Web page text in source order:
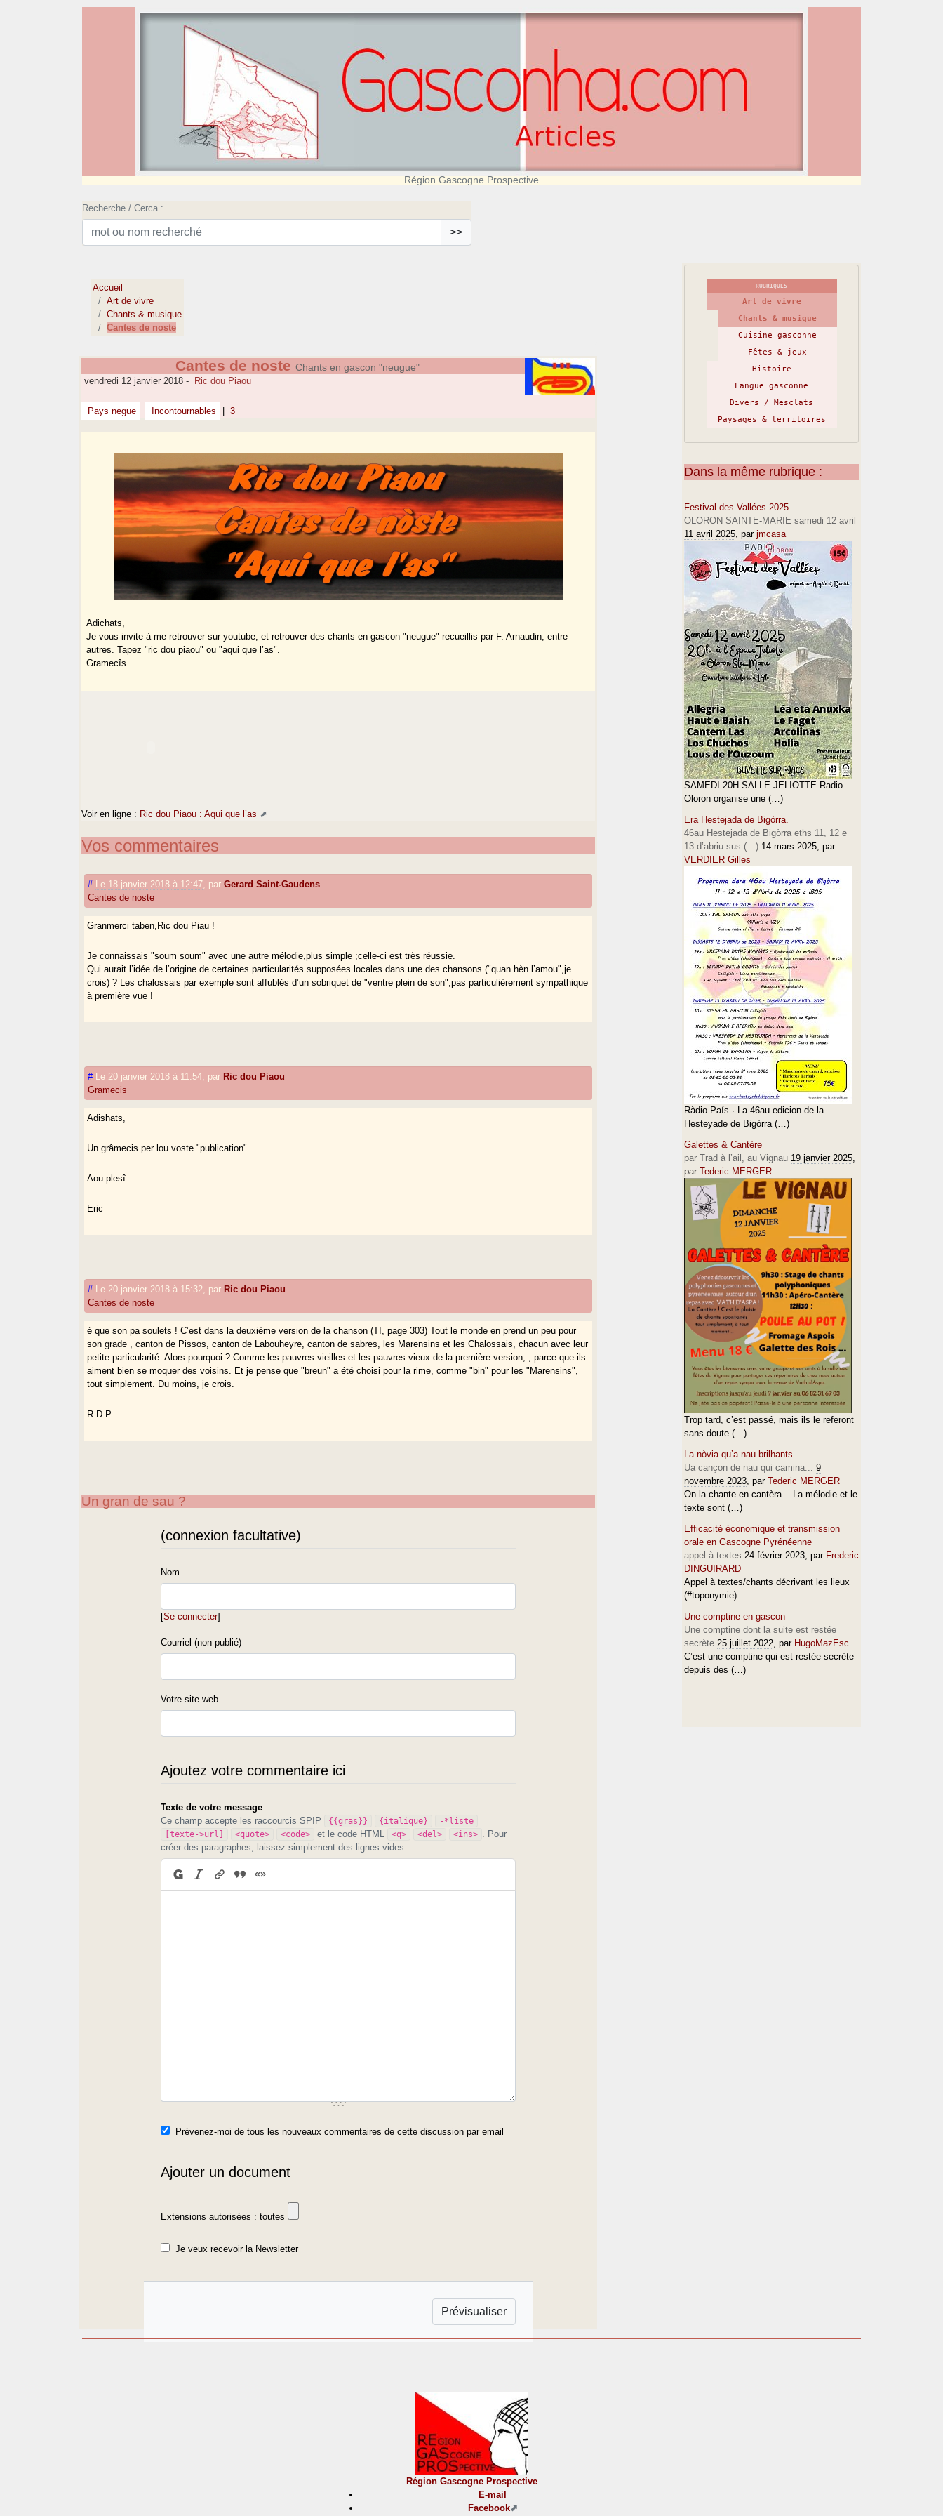
Région Gascogne Prospective
Recherche / Cerca :
>>
Accueil
Art de vivre
Chants & musique
Cantes de noste
Cantes de noste Chants en gascon "neugue"
vendredi 12 janvier 2018 - Ric dou Piaou
Pays negue Incontournables 3
Adichats,
Je vous invite à me retrouver sur youtube, et retrouver des chants en gascon "neugue" recueillis par F. Arnaudin, entre
autres. Tapez "ric dou piaou" ou "aqui que l’as".
Gramecîs
Voir en ligne : Ric dou Piaou : Aqui que l’as
Vos commentaires
# Le 18 janvier 2018 à 12:47 parGerard Saint-Gaudens
Cantes de noste
Granmerci taben,Ric dou Piau !
Je connaissais "soum soum" avec une autre mélodie,plus simple ;celle-ci est très réussie.
Qui aurait l’idée de l’origine de certaines particularités supposées locales dans une des chansons ("quan hèn l’amou",je
crois) ? Les chalossais par exemple sont affublés d’un sobriquet de "ventre plein de son",pas particulièrement sympathique
à première vue !
# Le 20 janvier 2018 à 11:54 par Ric dou Piaou
Gramecis
Adishats,
Un grâmecis per lou voste "publication".
Aou plesî.
Eric
# Le 20 janvier 2018 à 15:32 par Ric dou Piaou
Cantes de noste
é que son pa soulets ! C’est dans la deuxième version de la chanson (TI, page 303) Tout le monde en prend un peu pour
son grade , canton de Pissos, canton de Labouheyre, canton de sabres, les Marensins et les Chalossais, chacun avec leur
petite particularité. Alors pourquoi ? Comme les pauvres vieilles et les pauvres vieux de la première version, , parce que ils
aiment bien se moquer des voisins. Et je pense que "breun" a été choisi pour la rime, comme "bin" pour les "Marensins",
tout simplement. Du moins, je crois.
R.D.P
Un gran de sau ?
(connexion facultative)
Nom
[Se connecter]
Courriel (non publié)
Votre site web
Ajoutez votre commentaire ici
Texte de votre message
Ce champ accepte les raccourcis SPIP
{{gras}} {italique}
-*liste
[texte->url]
<quote> <code> et le code HTML <q> <del> <ins>
. Pour
créer des paragraphes, laissez simplement des lignes vides.
Prévenez-moi de tous les nouveaux commentaires de cette discussion par email
Ajouter un document
Extensions autorisées : toutes
Je veux recevoir la Newsletter
RUBRIQUES
Art de vivre
Chants & musique
Cuisine gasconne
Fêtes & jeux
Histoire
Langue gasconne
Divers / Mesclats
Paysages & territoires
Dans la même rubrique :
Festival des Vallées 2025
OLORON SAINTE-MARIE samedi 12 avril
11 avril 2025, par jmcasa
SAMEDI 20H SALLE JELIOTTE Radio
Oloron organise une (…)
Era Hestejada de Bigòrra.
46au Hestejada de Bigòrra eths 11, 12 e
13 d’abriu sus (…) 14 mars 2025, par
VERDIER Gilles
Ràdio País · La 46au edicion de la
Hesteyade de Bigòrra (…)
Galettes & Cantère
par Trad à l’ail, au Vignau 19 janvier 2025,
par Tederic MERGER
Trop tard, c’est passé, mais ils le referont
sans doute (…)
La nòvia qu’a nau brilhants
Ua cançon de nau qui camina... 9
novembre 2023, par Tederic MERGER
On la chante en cantèra... La mélodie et le
texte sont (…)
Efficacité économique et transmission
orale en Gascogne Pyrénéenne
appel à textes 24 février 2023, par Frederic
DINGUIRARD
Appel à textes/chants décrivant les lieux
(#toponymie)
Une comptine en gascon
Une comptine dont la suite est restée
secrète 25 juillet 2022, par HugoMazEsc
C’est une comptine qui est restée secrète
depuis des (…)
Région Gascogne Prospective
E-mail
Facebook